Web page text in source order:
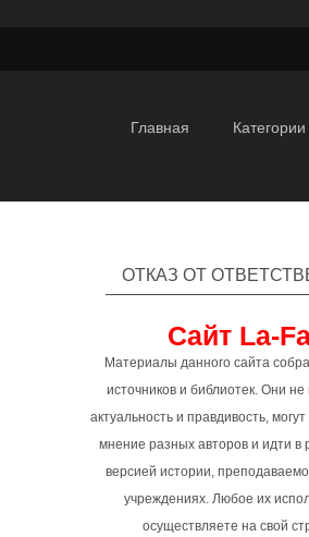
Главная Категории
ОТКАЗ ОТ
Сайт La-
Материалы данного сайта
источников и библиотек. Они
актуальность и правдивость,
мнение разных авторов и идти в
версией истории,
учреждениях. Любое их
осуществляете на свой